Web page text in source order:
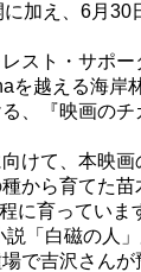
加え、6月30
スト・サポー
を越える海岸
、『映画のチ
けて、本映画
から育てた苗
に育っていま
「白磁の人
で吉沢さん